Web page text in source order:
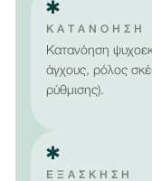
ΚΑΤΑΝΟΗΣΗ
Κατανόηση
άγχους, ρόλος
ρύθμισης).
ΕΞΑΣΚΗΣΗ